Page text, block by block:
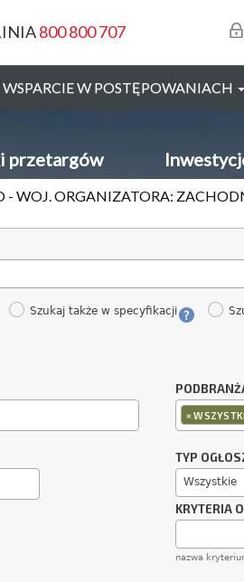
800 800 707
WSPARCIE W POSTĘPOWANIACH
przetargów
- WOJ. ORGANIZATORA:
Szukaj także w specyfikacji
×
TYP
Wszystkie
KRYTERIA
nazwa